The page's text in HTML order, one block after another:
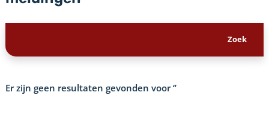
Er zijn geen resultaten gevonden voor‘’